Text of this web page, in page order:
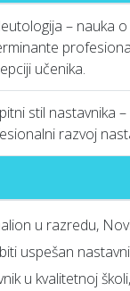
– nauka
učenika.
stil nastavnika
razvoj
u razredu,
uspešan
u kvalitetnoj